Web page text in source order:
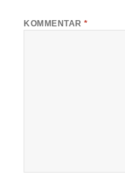
KOMMENTAR*